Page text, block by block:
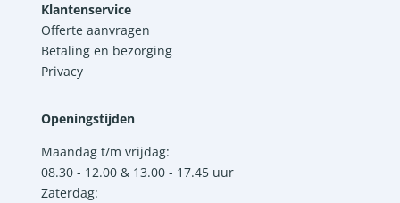
Klantenservice
Offerte aanvragen
Betaling en bezorging
Privacy
Openingstijden
Maandag t/m vrijdag:
08.30 - 12.00 & 13.00 - 17.45 uur
Zaterdag: